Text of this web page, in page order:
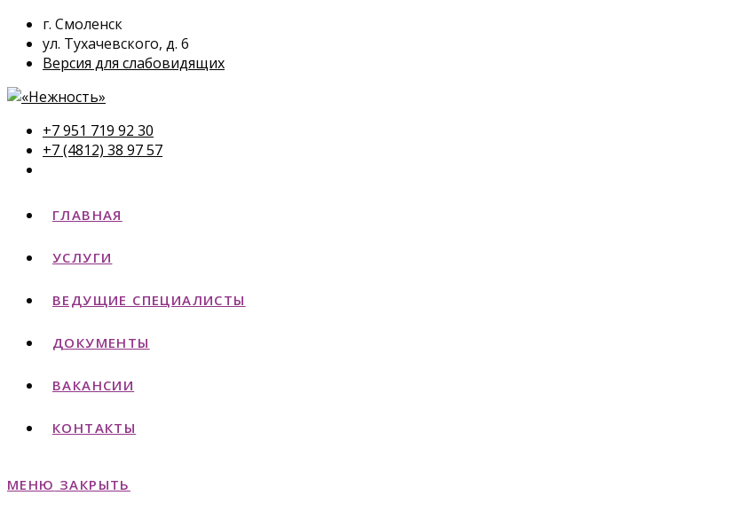
г. Смоленск
ул. Тухачевского, д. 6
Версия для слабовидящих
+7 951 719 92 30
+7 (4812) 38 97 57
ГЛАВНАЯ
УСЛУГИ
ВЕДУЩИЕ СПЕЦИАЛИСТЫ
ДОКУМЕНТЫ
ВАКАНСИИ
КОНТАКТЫ
МЕНЮ ЗАКРЫТЬ